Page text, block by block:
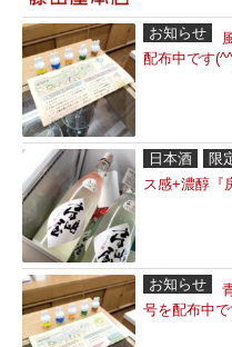
お知らせ
配布中です
日本酒 限
ス感+濃醇『
お知らせ
号を配布中で